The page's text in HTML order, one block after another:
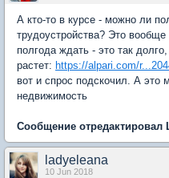
А кто-то в курсе - можно ли
трудоустройства? Это
полгода ждать - это так
растет: https://alpari.com/
вот и спрос подскочил. А это
недвижимость
Сообщение отредактировал
ladyeleana
10 Jun 2018